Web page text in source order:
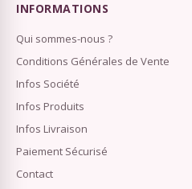
INFORMATIONS
Qui sommes-nous ?
Conditions Générales de Vente
Infos Société
Infos Produits
Infos Livraison
Paiement Sécurisé
Contact